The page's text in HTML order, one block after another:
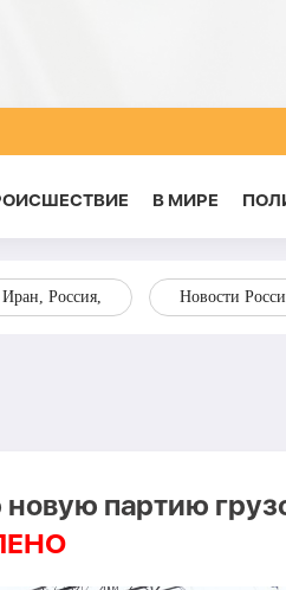
В МИРЕ
Россия, Новости
партию